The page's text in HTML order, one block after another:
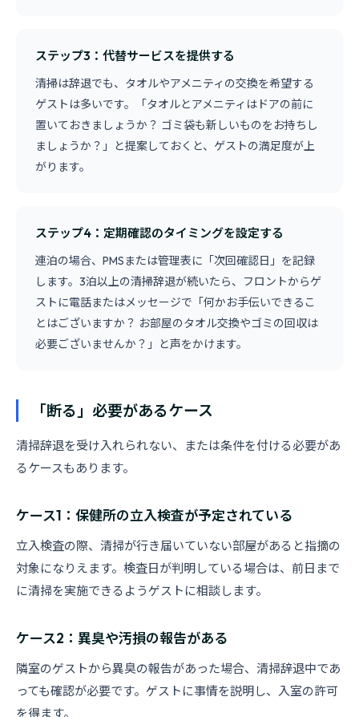
ステップ3：代替サービスを提供する
清掃は辞退でも、タオルやアメニティの交換を希望する
ゲストは多いです。「タオルとアメニティはドアの前に
置いておきましょうか？ ゴミ袋も新しいものをお持ちし
ましょうか？」と提案しておくと、ゲストの満足度が上
がります。
ステップ4：定期確認のタイミングを設定する
連泊の場合、PMSまたは管理表に「次回確認日」を記録
します。3泊以上の清掃辞退が続いたら、フロントからゲ
ストに電話またはメッセージで「何かお手伝いできるこ
とはございますか？ お部屋のタオル交換やゴミの回収は
必要ございませんか？」と声をかけます。
「断る」必要があるケース
清掃辞退を受け入れられない、または条件を付ける必要があ
るケースもあります。
ケース1：保健所の立入検査が予定されている
立入検査の際、清掃が行き届いていない部屋があると指摘の
対象になりえます。検査日が判明している場合は、前日まで
に清掃を実施できるようゲストに相談します。
ケース2：異臭や汚損の報告がある
隣室のゲストから異臭の報告があった場合、清掃辞退中であ
っても確認が必要です。ゲストに事情を説明し、入室の許可
を得ます。